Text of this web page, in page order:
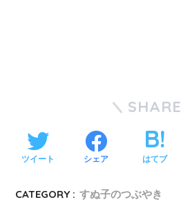
SHARE
ツイート シェア はてブ
CATEGORY : すぬ子のつぶやき